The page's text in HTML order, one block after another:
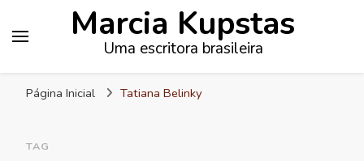
Marcia Kupstas
Uma escritora brasileira
Página Inicial Tatiana Belinky
TAG